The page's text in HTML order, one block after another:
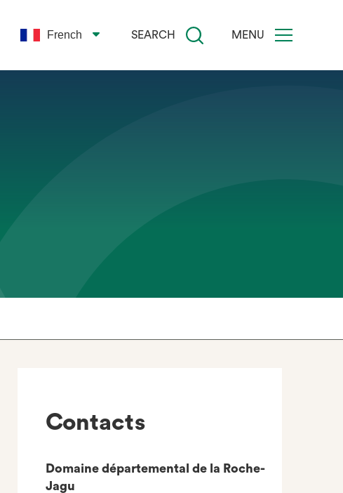
French SEARCH MENU
Contacts
Domaine départemental de la Roche-
Jagu